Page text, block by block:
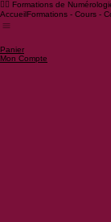
🧙‍♂️ Formations de
AccueilFormations - Cours -
Panier
Mon Compte